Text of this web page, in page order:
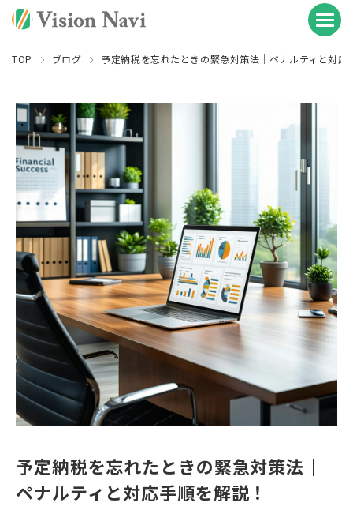
TOP ブログ 予定納税を忘れたときの緊急対策法｜ペナルティと対応
予定納税を忘れたときの緊急対策法｜
ペナルティと対応手順を解説！